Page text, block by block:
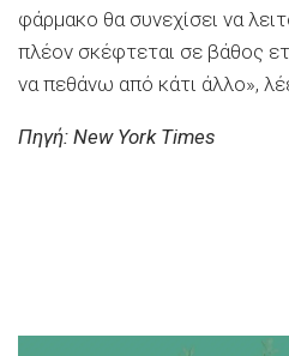
φάρμακο θα συνεχίσει να
πλέον σκέφτεται σε βάθος
να πεθάνω από κάτι άλλο»,
Πηγή: New York Times